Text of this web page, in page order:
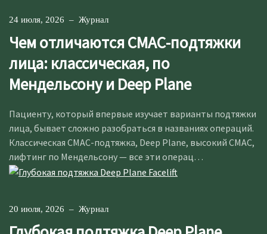
24 июля, 2026 – Журнал
Чем отличаются СМАС-подтяжки
лица: классическая, по
Мендельсону и Deep Plane
Пациенту, который впервые изучает варианты подтяжки
лица, бывает сложно разобраться в названиях операций.
Классическая СМАС-подтяжка, Deep Plane, высокий СМАС,
лифтинг по Мендельсону — все эти операц…
20 июля, 2026 – Журнал